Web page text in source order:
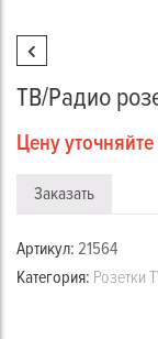
ТВ/Радио
Цену уточняйте
Заказать
Артикул: 21564
Категория: Розетки